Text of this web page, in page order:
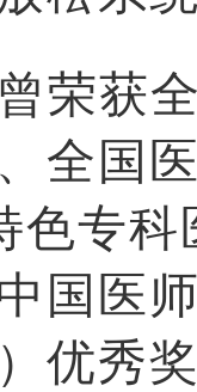
荣获
全国
色专
国医
）优秀